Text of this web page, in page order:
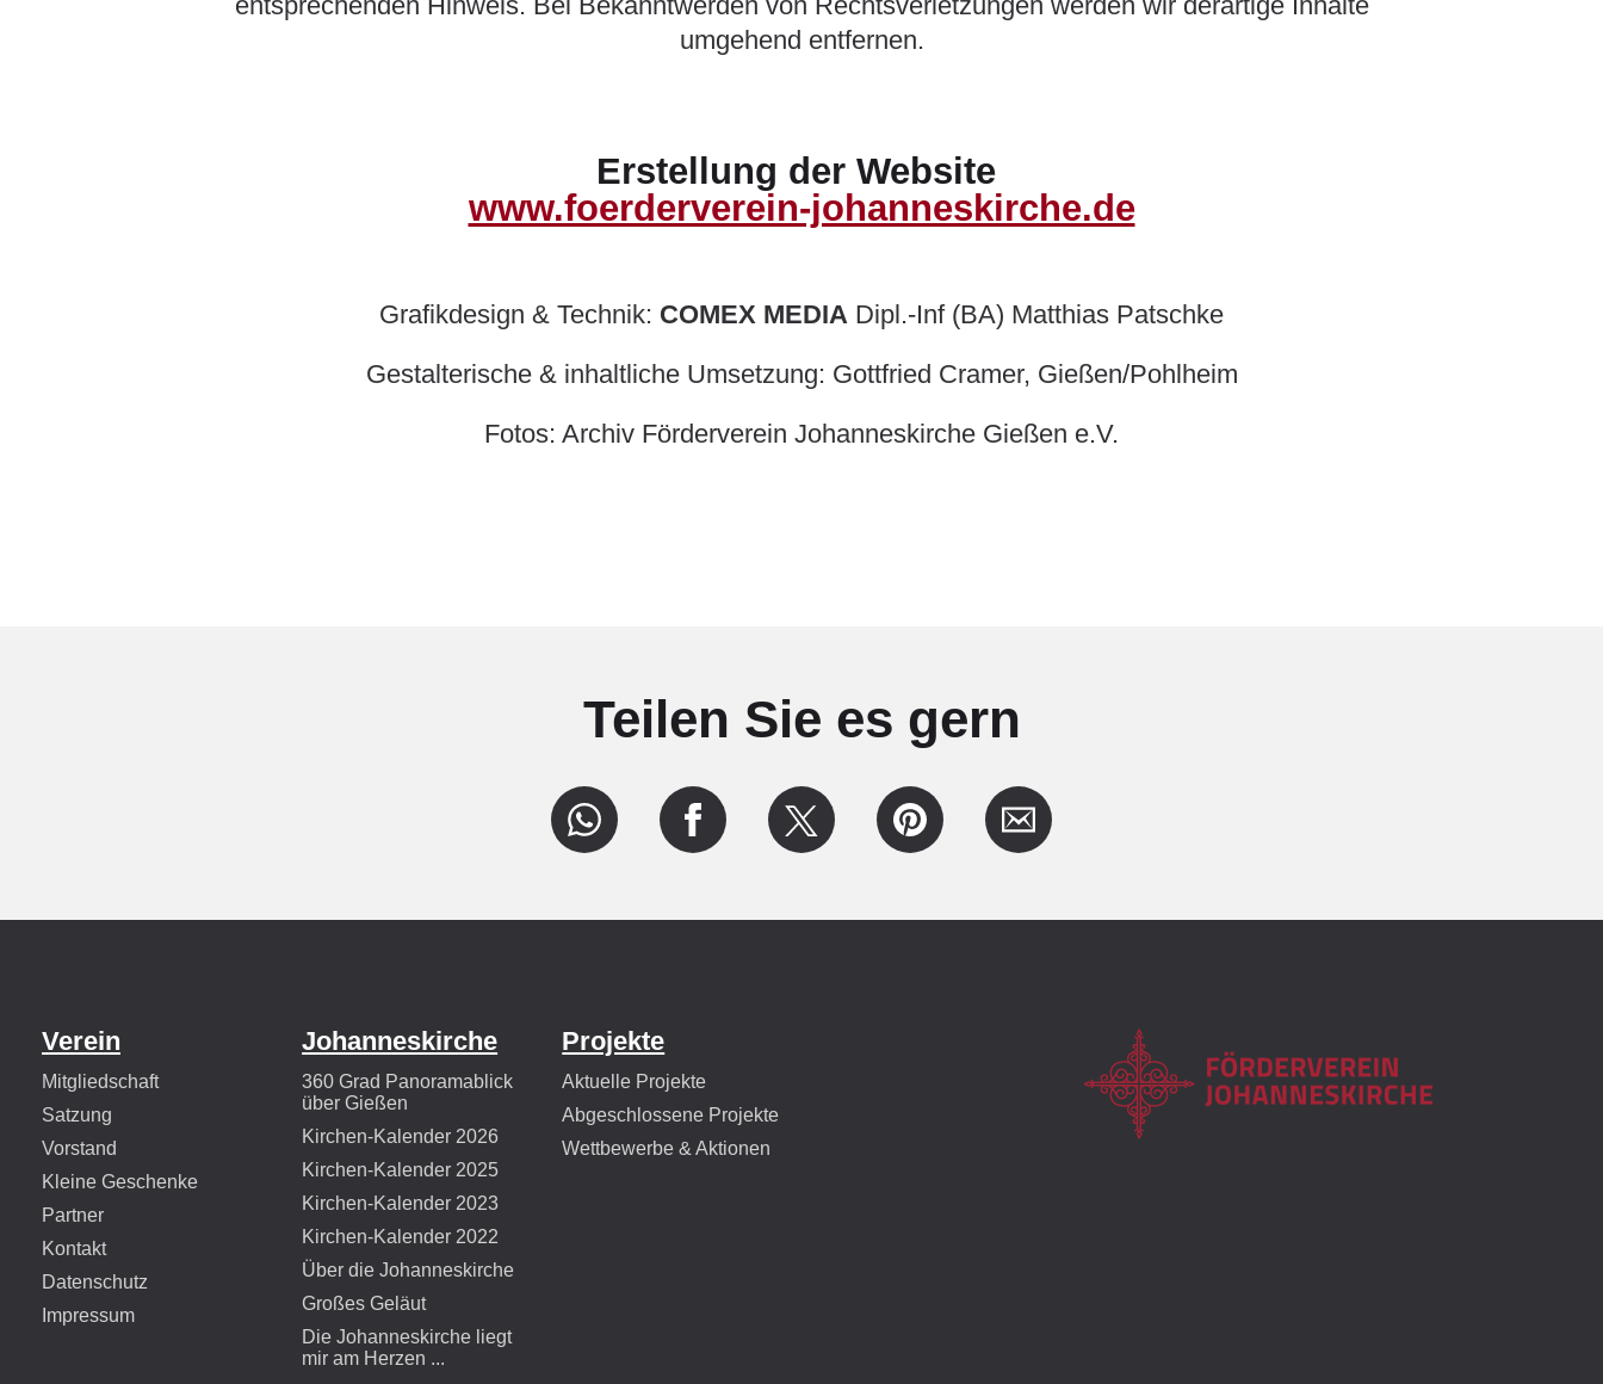
umgehend entfernen.
Erstellung der Website
www.foerderverein-johanneskirche.de
Grafikdesign & Technik: COMEX MEDIA Dipl.-Inf (BA) Matthias Patschke
Gestalterische & inhaltliche Umsetzung: Gottfried Cramer, Gießen/Pohlheim
Fotos: Archiv Förderverein Johanneskirche Gießen e.V.
Teilen Sie es gern
Verein
Mitgliedschaft
Satzung
Vorstand
Kleine Geschenke
Partner
Kontakt
Datenschutz
Impressum
Johanneskirche
360 Grad Panoramablick
über Gießen
Kirchen-Kalender 2026
Kirchen-Kalender 2025
Kirchen-Kalender 2023
Kirchen-Kalender 2022
Über die Johanneskirche
Großes Geläut
Die Johanneskirche liegt
mir am Herzen ...
Projekte
Aktuelle Projekte
Abgeschlossene Projekte
Wettbewerbe & Aktionen